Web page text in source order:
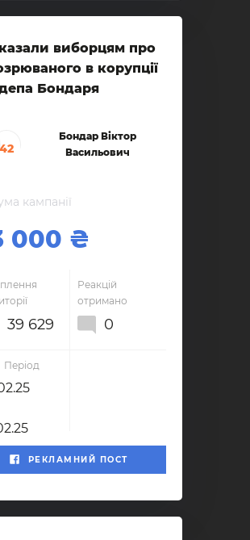
виборцям про
в корупції
Бондаря
42
Бондар Віктор
Васильович
кампанії
000
39 629
Реакцій
отримано
0
Період
РЕКЛАМНИЙ ПОСТ